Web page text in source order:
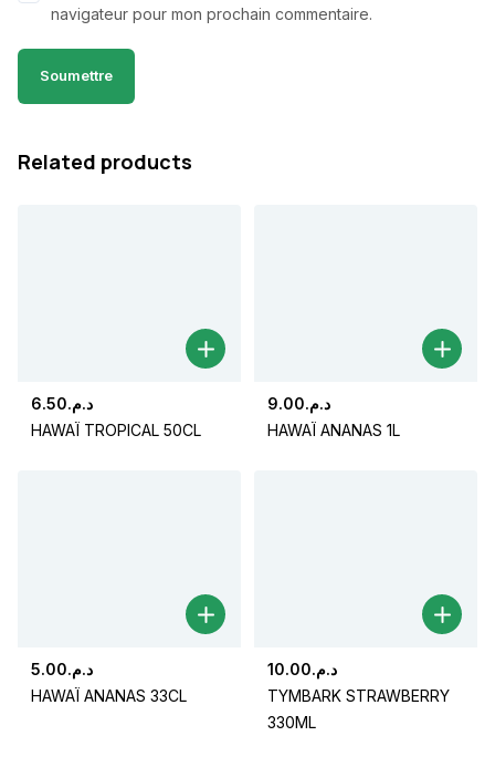
navigateur pour mon prochain commentaire.
Related products
د.م.6.50
HAWAÏ TROPICAL 50CL
د.م.9.00
HAWAÏ ANANAS 1L
د.م.5.00
HAWAÏ ANANAS 33CL
د.م.10.00
TYMBARK STRAWBERRY
330ML